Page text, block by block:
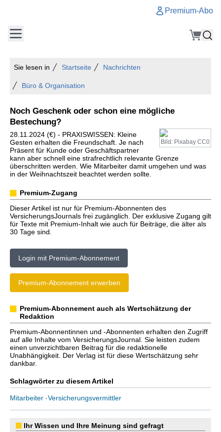
Premium-Abo
Sie lesen in Startseite Nachrichten
Büro & Organisation
Noch Geschenk oder schon eine mögliche
Bestechung?
Bild: Pixabay CC0
28.11.2024 (€) - PRAXISWISSEN: Kleine
Gesten erhalten die Freundschaft. Je nach
Präsent für Kunde oder Geschäftspartner
kann aber schnell eine strafrechtlich relevante Grenze
überschritten werden. Wie Mitarbeiter damit umgehen und was
in der Weihnachtszeit beachtet werden sollte.
Premium-Zugang
Dieser Artikel ist nur für Premium-Abonnenten des
VersicherungsJournals frei zugänglich. Der exklusive Zugang gilt
für Texte mit Premium-Inhalt wie auch für Beiträge, die älter als
30 Tage sind.
Login mit Premium-Abonnement
Premium-Abonnement erwerben
Premium-Abonnement auch als Wertschätzung der
Redaktion
Premium-Abonnentinnen und -Abonnenten erhalten den Zugriff
auf alle Inhalte vom VersicherungsJournal. Sie leisten zudem
einen unverzichtbaren Beitrag für die redaktionelle
Unabhängigkeit. Der Verlag ist für diese Wertschätzung sehr
dankbar.
Schlagwörter zu diesem Artikel
Mitarbeiter ·Versicherungsvermittler
Ihr Wissen und Ihre Meinung sind gefragt